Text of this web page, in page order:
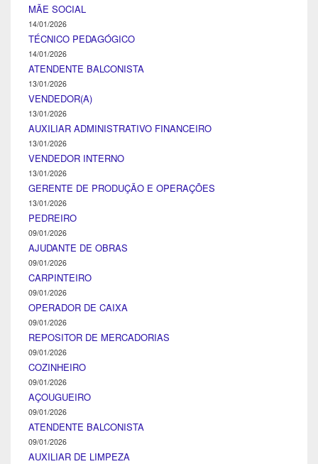
MÃE SOCIAL
14/01/2026
TÉCNICO PEDAGÓGICO
14/01/2026
ATENDENTE BALCONISTA
13/01/2026
VENDEDOR(A)
13/01/2026
AUXILIAR ADMINISTRATIVO FINANCEIRO
13/01/2026
VENDEDOR INTERNO
13/01/2026
GERENTE DE PRODUÇÃO E OPERAÇÕES
13/01/2026
PEDREIRO
09/01/2026
AJUDANTE DE OBRAS
09/01/2026
CARPINTEIRO
09/01/2026
OPERADOR DE CAIXA
09/01/2026
REPOSITOR DE MERCADORIAS
09/01/2026
COZINHEIRO
09/01/2026
AÇOUGUEIRO
09/01/2026
ATENDENTE BALCONISTA
09/01/2026
AUXILIAR DE LIMPEZA